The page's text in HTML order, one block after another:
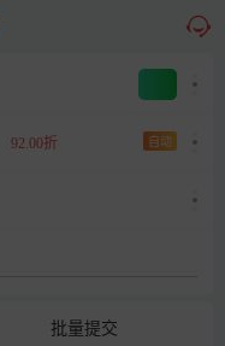
自动
92.00折
批量提交